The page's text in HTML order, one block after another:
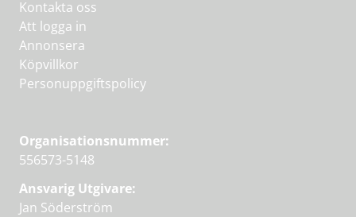
Kontakta oss
Att logga in
Annonsera
Köpvillkor
Personuppgiftspolicy
Organisationsnummer:
556573-5148
Ansvarig Utgivare:
Jan Söderström